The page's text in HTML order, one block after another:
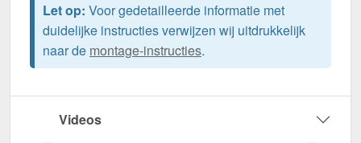
Let op: Voor gedetailleerde informatie met
duidelijke instructies verwijzen wij uitdrukkelijk
naar de montage-instructies.
Videos